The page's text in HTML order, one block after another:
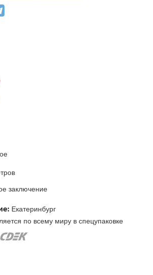
заключение
Екатеринбург
по всему миру в спецупаковке